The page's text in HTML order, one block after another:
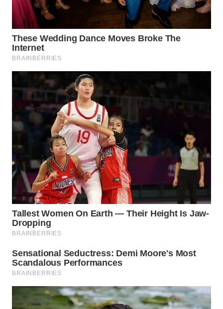
WAHANA
SELEB
WAHANA
PERSONA
WAHANA
OTOMOTIF
WAHANA
WAHANA
DESA
WISATA
LAPAK
WAHANA
Network
LISTRIK